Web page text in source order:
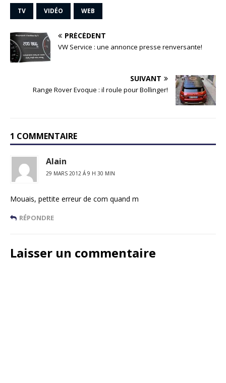
TV VIDÉO WEB
PRÉCÉDENT
VW Service : une annonce presse renversante!
SUIVANT
Range Rover Evoque : il roule pour Bollinger!
1 COMMENTAIRE
Alain
29 MARS 2012 Á 9 H 30 MIN
Mouais, pettite erreur de com quand m
RÉPONDRE
Laisser un commentaire